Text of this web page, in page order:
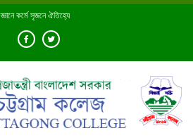
জ্ঞানে কর্মে সৃজনে ঐতিহ্যে